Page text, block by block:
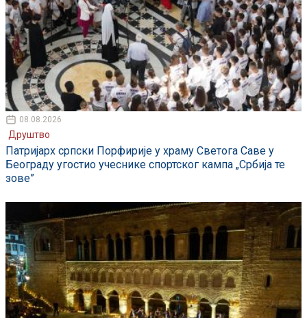
08.08.2026
Друштво
Патријарх српски Порфирије у храму Светога Саве у
Београду угостио учеснике спортског кампа „Србија те
зове”